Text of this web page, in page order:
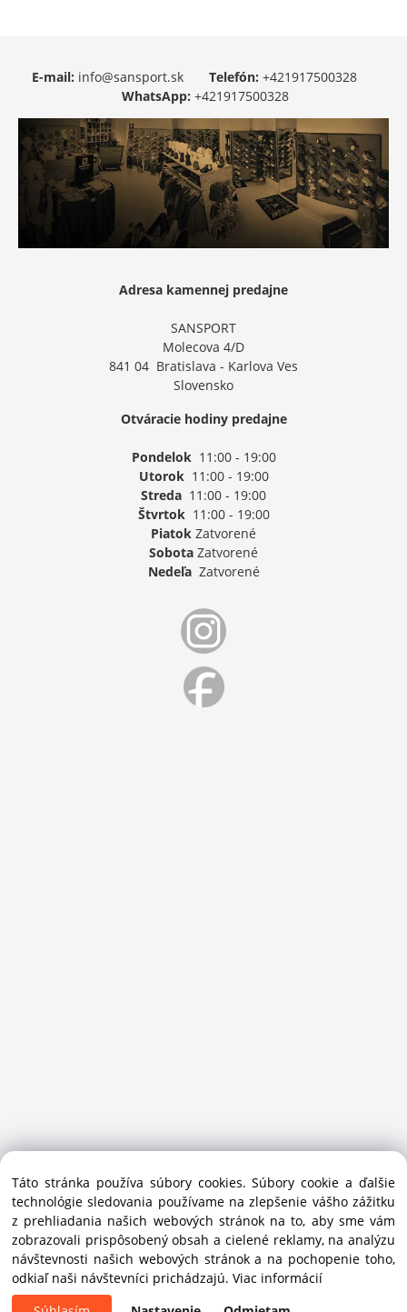
E-mail: info@sansport.sk Telefón: +421917500328
WhatsApp: +421917500328
Adresa kamennej predajne
SANSPORT
Molecova 4/D
841 04 Bratislava - Karlova Ves
Slovensko
Otváracie hodiny predajne
Pondelok11:00 - 19:00
Utorok11:00 - 19:00
Streda 11:00 - 19:00
Štvrtok11:00 - 19:00
Piatok Zatvorené
Sobota Zatvorené
NedeľaZatvorené
bežecké lyžovanie.
Ako prémiový partner Salomon pomáhame športovcom
vybrať správnu výbavu do mesta i hôr.
Copyright © 2019 - 2025 Sansport / info@sansport.sk / All
rights reserved
Táto stránka používa súbory cookies. Súbory cookie a ďalšie
technológie sledovania používame na zlepšenie vášho zážitku
z prehliadania našich webových stránok na to, aby sme vám
zobrazovali prispôsobený obsah a cielené reklamy, na analýzu
návštevnosti našich webových stránok a na pochopenie toho,
odkiaľ naši návštevníci prichádzajú. Viac informácií